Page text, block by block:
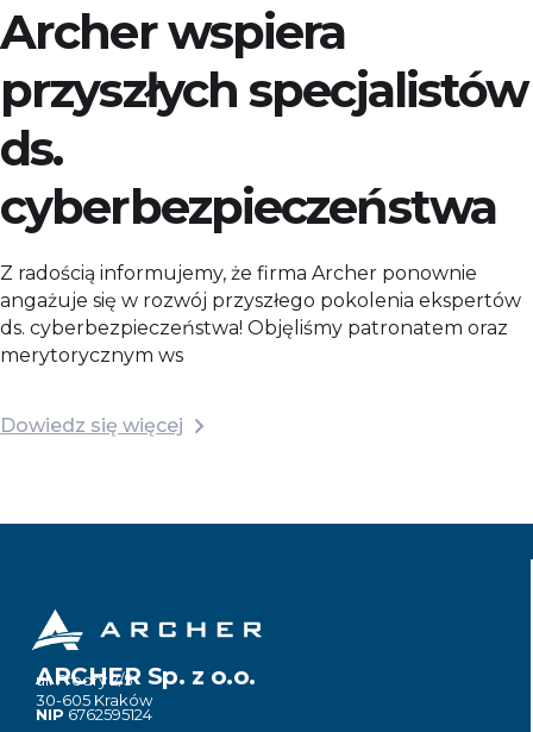
Archer wspiera
przyszłych specjalistów
ds.
cyberbezpieczeństwa
Z radością informujemy, że firma Archer ponownie
angażuje się w rozwój przyszłego pokolenia ekspertów
ds. cyberbezpieczeństwa! Objęliśmy patronatem oraz
merytorycznym ws
Dowiedz się więcej
ARCHER Sp. z o.o.
ul. Fredry 2/5
30-605 Kraków
NIP 6762595124